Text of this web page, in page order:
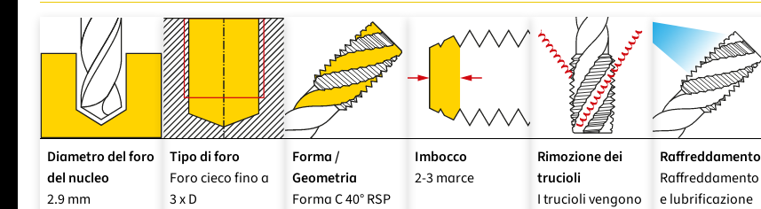
Diametro del foro
del nucleo
2.9 mm
Tipo di foro
Foro cieco fino a
3 x D
Forma /
Geometria
Forma C 40° RSP
Imbocco
2-3 marce
Rimozione dei
trucioli
I trucioli vengono
Raffreddamento
Raffreddamento
e lubrificazione